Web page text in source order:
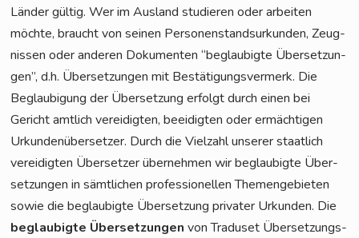
Län­der gül­tig. Wer im Aus­land stu­die­ren oder arbei­ten
möch­te, braucht von sei­nen Per­so­nen­stand­sur­kun­den, Zeug­
nis­sen oder ande­ren Doku­men­ten “beglau­big­te Über­set­zun­
gen”, d.h. Über­set­zun­gen mit Bestä­ti­gungs­ver­merk. Die
Beglau­bi­gung der Über­set­zung erfolgt durch einen bei
Gericht amt­lich ver­ei­dig­ten, beei­dig­ten oder ermäch­ti­gen
Urkun­den­über­set­zer. Durch die Viel­zahl unse­rer staat­lich
ver­ei­dig­ten Über­set­zer über­neh­men wir beglau­big­te Über­
set­zun­gen in sämt­li­chen pro­fes­sio­nel­len The­men­ge­bie­ten
sowie die beglau­big­te Über­set­zung pri­va­ter Urkun­den. Die
beglau­big­te Über­set­zun­gen von Tra­du­set Über­set­zungs­